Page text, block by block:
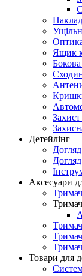
Ящик
Детейлінг
Аксесуари
Товари для